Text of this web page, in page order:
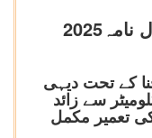
کے تحت دیہی
16 ہزار کلومیٹر سے زائد